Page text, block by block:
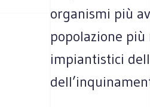
organismi più
popolazione
impiantistici